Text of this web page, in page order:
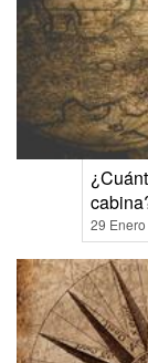
29 Enero